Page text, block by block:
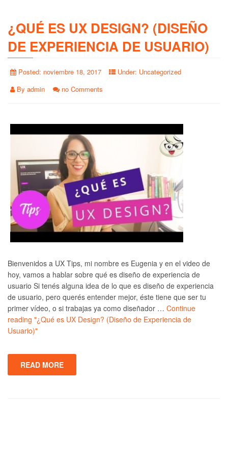
¿QUÉ ES UX DESIGN? (DISEÑO
DE EXPERIENCIA DE USUARIO)
Posted: noviembre 18, 2017 Under: Uncategorized
By admin no Comments
Bienvenidos a UX Tips, mi nombre es Eugenia y en el video de
hoy, vamos a hablar sobre qué es diseño de experiencia de
usuario Si tenés alguna idea de lo que es diseño de experiencia
de usuario, pero querés entender mejor, éste tiene que ser tu
primer vídeo, o si trabajas ya como diseñador … Continue
reading "¿Qué es UX Design? (Diseño de Experiencia de
Usuario)"
READ MORE